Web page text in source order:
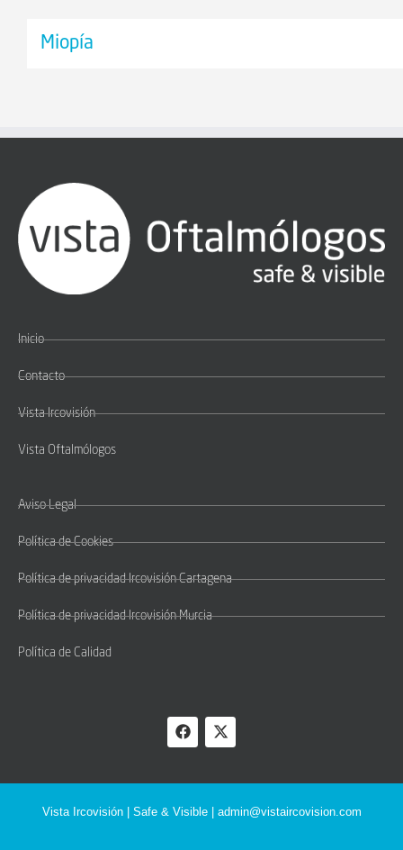
Miopía
Inicio
Contacto
Vista Ircovisión
Vista Oftalmólogos
Aviso Legal
Política de Cookies
Política de privacidad Ircovisión Cartagena
Política de privacidad Ircovisión Murcia
Política de Calidad
Vista Ircovisión | Safe & Visible | admin@vistaircovision.com